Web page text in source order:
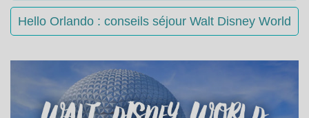
Hello Orlando : conseils séjour Walt Disney World